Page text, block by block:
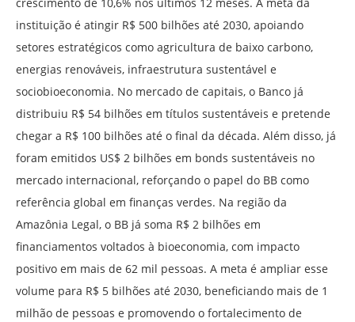
instituição é atingir R$ 500 bilhões até 2030, apoiando
setores estratégicos como agricultura de baixo carbono,
energias renováveis, infraestrutura sustentável e
sociobioeconomia. No mercado de capitais, o Banco já
distribuiu R$ 54 bilhões em títulos sustentáveis e pretende
chegar a R$ 100 bilhões até o final da década. Além disso, já
foram emitidos US$ 2 bilhões em bonds sustentáveis no
mercado internacional, reforçando o papel do BB como
referência global em finanças verdes. Na região da
Amazônia Legal, o BB já soma R$ 2 bilhões em
financiamentos voltados à bioeconomia, com impacto
positivo em mais de 62 mil pessoas. A meta é ampliar esse
volume para R$ 5 bilhões até 2030, beneficiando mais de 1
milhão de pessoas e promovendo o fortalecimento de